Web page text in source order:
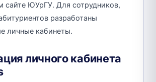
сайте ЮУрГУ. Для сотрудников,
разработаны
личные кабинеты.
личного кабинета